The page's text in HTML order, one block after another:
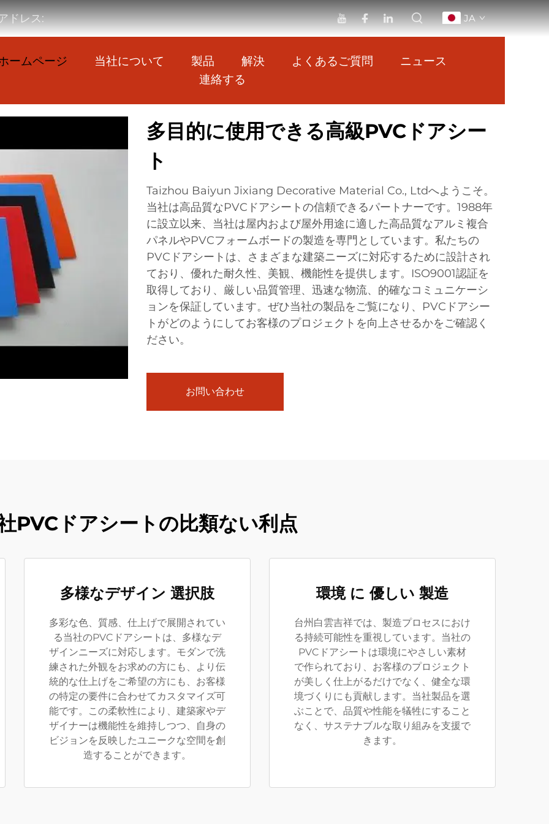
ドレス: JA
ームページ 当社について 製品 解決 よくあるご質問
ニュース
連絡する
多目的に使用できる高級PVCドアシー
ト
Taizhou Baiyun Jixiang Decorative Material Co., Ltdへようこそ。
当社は高品質なPVCドアシートの信頼できるパートナーです。1988年
に設立以来、当社は屋内および屋外用途に適した高品質なアルミ複合
パネルやPVCフォームボードの製造を専門としています。私たちの
PVCドアシートは、さまざまな建築ニーズに対応するために設計され
ており、優れた耐久性、美観、機能性を提供します。ISO9001認証を
取得しており、厳しい品質管理、迅速な物流、的確なコミュニケーシ
ョンを保証しています。ぜひ当社の製品をご覧になり、PVCドアシー
トがどのようにしてお客様のプロジェクトを向上させるかをご確認く
ださい。
お問い合わせ
PVCドアシートの比類ない利点
多様なデザイン 選択肢
多彩な色、質感、仕上げで展開されてい
る当社のPVCドアシートは、多様なデ
ザインニーズに対応します。モダンで洗
練された外観をお求めの方にも、より伝
統的な仕上げをご希望の方にも、お客様
の特定の要件に合わせてカスタマイズ可
能です。この柔軟性により、建築家やデ
ザイナーは機能性を維持しつつ、自身の
ビジョンを反映したユニークな空間を創
造することができます。
環境 に 優しい 製造
台州白雲吉祥では、製造プロセスにおけ
る持続可能性を重視しています。当社の
PVCドアシートは環境にやさしい素材
で作られており、お客様のプロジェクト
が美しく仕上がるだけでなく、健全な環
境づくりにも貢献します。当社製品を選
ぶことで、品質や性能を犠牲にすること
なく、サステナブルな取り組みを支援で
きます。